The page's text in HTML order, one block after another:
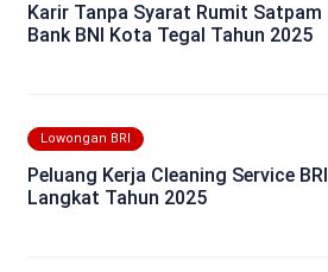
Karir Tanpa Syarat Rumit Satpam
Bank BNI Kota Tegal Tahun 2025
Lowongan BRI
Peluang Kerja Cleaning Service BRI
Langkat Tahun 2025